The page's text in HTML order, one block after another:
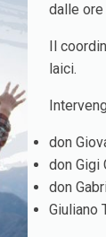
dalle ore
Il
laici.
don
don Gigi
don
Giuliano